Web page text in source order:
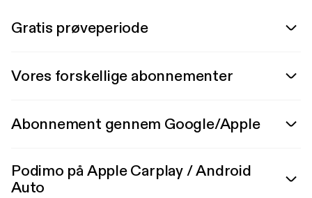
Gratis prøveperiode
Vores forskellige abonnementer
Abonnement gennem Google/Apple
Podimo på Apple Carplay / Android
Auto